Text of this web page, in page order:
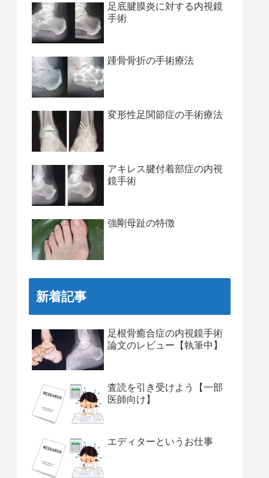
足底腱膜炎に対する内視鏡
手術
踵骨骨折の手術療法
変形性足関節症の手術療法
アキレス腱付着部症の内視
鏡手術
強剛母趾の特徴
新着記事
足根骨癒合症の内視鏡手術
論文のレビュー【執筆中】
査読を引き受けよう【一部
医師向け】
エディターというお仕事